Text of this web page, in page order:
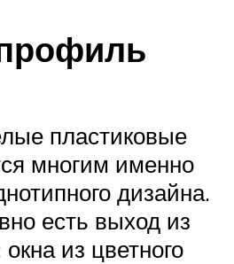
пластиковые
многим именно
дизайна.
есть выход из
из цветного